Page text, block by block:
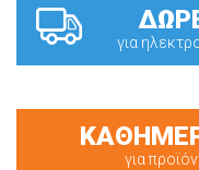
για
για